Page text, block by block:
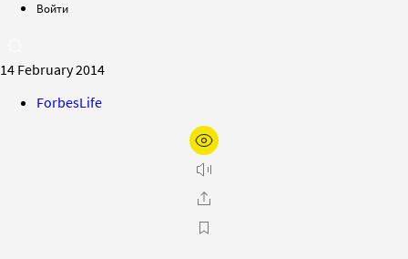
Войти
14 February 2014
ForbesLife